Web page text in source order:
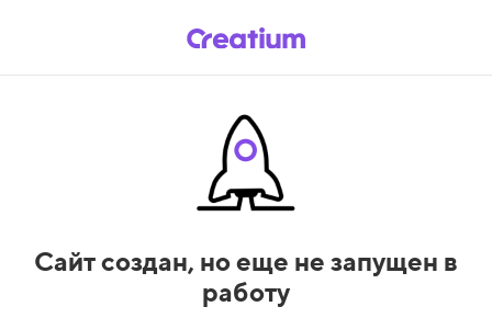
Сайт создан, но еще не запущен в
работу